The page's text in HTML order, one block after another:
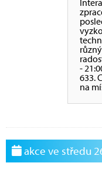
-
633.
na
akce ve středu